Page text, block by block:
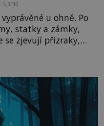
3.3TIS
u ohně. Po
statky a zámky,
zjevují přízraky,
nebo se dějí podivné
svědectví po
se svědectví